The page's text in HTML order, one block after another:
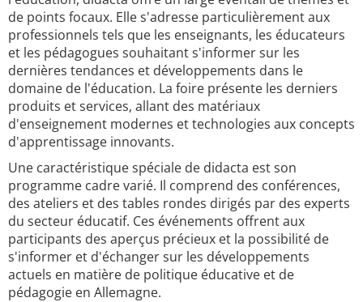
de points focaux. Elle s'adresse particulièrement aux
professionnels tels que les enseignants, les éducateurs
et les pédagogues souhaitant s'informer sur les
dernières tendances et développements dans le
domaine de l'éducation. La foire présente les derniers
produits et services, allant des matériaux
d'enseignement modernes et technologies aux concepts
d'apprentissage innovants.
Une caractéristique spéciale de didacta est son
programme cadre varié. Il comprend des conférences,
des ateliers et des tables rondes dirigés par des experts
du secteur éducatif. Ces événements offrent aux
participants des aperçus précieux et la possibilité de
s'informer et d'échanger sur les développements
actuels en matière de politique éducative et de
pédagogie en Allemagne.